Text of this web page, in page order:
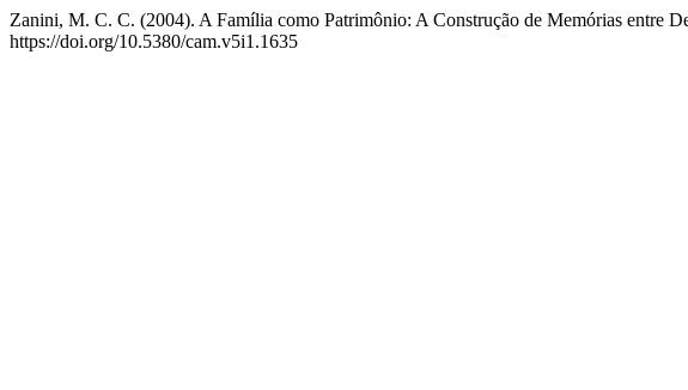
Zanini, M. C. C. (2004). A Família como Patrimônio: A Construção de Memórias entre
https://doi.org/10.5380/cam.v5i1.1635